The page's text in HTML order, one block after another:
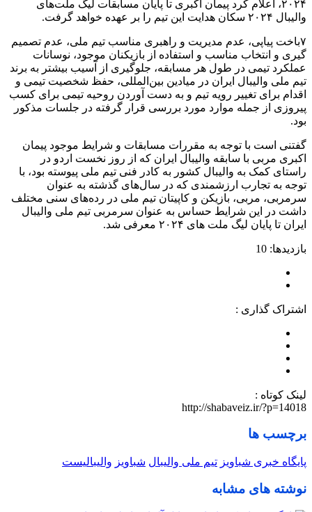
۲۰۲۴، اعلام کرد پیمان اکبری تا پایان مسابقات لیگ ملت‌های
والیبال ۲۰۲۴ سکان هدایت این تیم را بر عهده خواهد گرفت.
۷باخت پیاپی، عدم مدیریت و راهبری مناسب تیم ملی، عدم تصمیم
گیری و انتخاب مناسب و استفاده از بازیکنان موجود، نوسانات
عملکرد تیمی در طول هر مسابقه، جلوگیری از آسیب بیشتر به برند
تیم ملی والیبال ایران در میادین بین‌المللی، حفظ شخصیت تیمی و
اقدام برای تغییر رویه تیم و به دست آوردن روحیه تیمی برای کسب
پیروزی از جمله موارد مورد بررسی قرار گرفته در جلسات مذکور
بود.
گفتنی است با توجه به مقررات مسابقات و شرایط موجود پیمان
اکبری مربی با سابقه والیبال ایران که از روز نخست اردو در
راستای کمک به والیبال کشور به کادر فنی تیم ملی پیوسته بود، با
توجه به تجارب ارزشمندی که در سال‌های گذشته به عنوان
سرمربی، مربی، بازیکن و کاپیتان تیم‌ ملی در رده‌های سنی مختلف
داشت در این شرایط حساس به عنوان سرمربی تیم ملی والیبال
ایران تا پایان لیگ ملت های ۲۰۲۴ معرفی شد.
بازدیدها: 10
اشتراک گذاری :
لینک کوتاه :
http://shabaveiz.ir/?p=14018
برچسب ها
پایگاه خبری شباویز تیم ملی والیبال شباویز والیبالیست
نوشته های مشابه